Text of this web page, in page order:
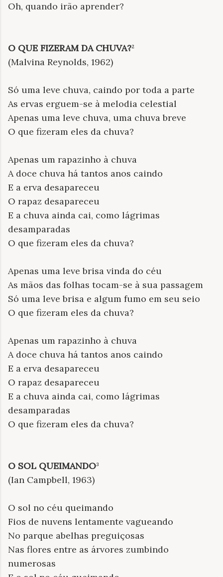
Oh, quando irão aprender?
O QUE FIZERAM DA CHUVA?²
(Malvina Reynolds, 1962)
Só uma leve chuva, caindo por toda a parte
As ervas erguem-se à melodia celestial
Apenas uma leve chuva, uma chuva breve
O que fizeram eles da chuva?
Apenas um rapazinho à chuva
A doce chuva há tantos anos caindo
E a erva desapareceu
O rapaz desapareceu
E a chuva ainda cai, como lágrimas
desamparadas
O que fizeram eles da chuva?
Apenas uma leve brisa vinda do céu
As mãos das folhas tocam-se à sua passagem
Só uma leve brisa e algum fumo em seu seio
O que fizeram eles da chuva?
Apenas um rapazinho à chuva
A doce chuva há tantos anos caindo
E a erva desapareceu
O rapaz desapareceu
E a chuva ainda cai, como lágrimas
desamparadas
O que fizeram eles da chuva?
O SOL QUEIMANDO³
(Ian Campbell, 1963)
O sol no céu queimando
Fios de nuvens lentamente vagueando
No parque abelhas preguiçosas
Nas flores entre as árvores zumbindo
numerosas